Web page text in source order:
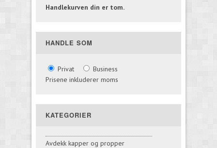
Handlekurven din er tom.
HANDLE SOM
Privat
Business
Prisene inkluderer moms
KATEGORIER
Avdekk kapper og propper